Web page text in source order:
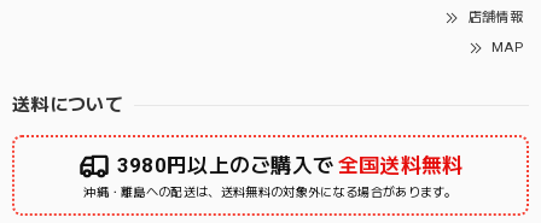
店舗情報
MAP
送料について
3980円以上のご購入で 全国送料無料
沖縄・離島への配送は、送料無料の対象外になる場合があります。